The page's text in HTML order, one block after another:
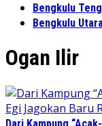
Bengkulu
Bengkulu
Ogan Ilir